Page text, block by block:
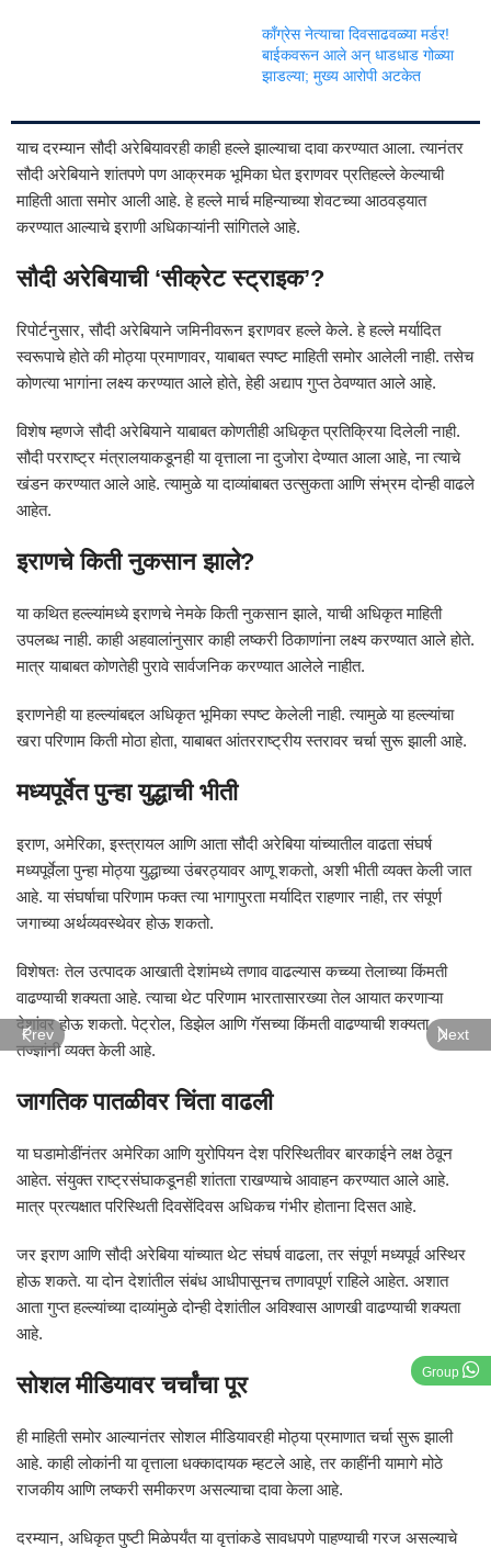
Group
काँग्रेस नेत्याचा दिवसाढवळ्या मर्डर!
बाईकवरून आले अन् धाडधाड गोळ्या
झाडल्या; मुख्य आरोपी अटकेत
याच दरम्यान सौदी अरेबियावरही काही हल्ले झाल्याचा दावा करण्यात आला. त्यानंतर
सौदी अरेबियाने शांतपणे पण आक्रमक भूमिका घेत इराणवर प्रतिहल्ले केल्याची
माहिती आता समोर आली आहे. हे हल्ले मार्च महिन्याच्या शेवटच्या आठवड्यात
करण्यात आल्याचे इराणी अधिकाऱ्यांनी सांगितले आहे.
सौदी अरेबियाची ‘सीक्रेट स्ट्राइक’?
रिपोर्टनुसार, सौदी अरेबियाने जमिनीवरून इराणवर हल्ले केले. हे हल्ले मर्यादित
स्वरूपाचे होते की मोठ्या प्रमाणावर, याबाबत स्पष्ट माहिती समोर आलेली नाही. तसेच
कोणत्या भागांना लक्ष्य करण्यात आले होते, हेही अद्याप गुप्त ठेवण्यात आले आहे.
विशेष म्हणजे सौदी अरेबियाने याबाबत कोणतीही अधिकृत प्रतिक्रिया दिलेली नाही.
सौदी परराष्ट्र मंत्रालयाकडूनही या वृत्ताला ना दुजोरा देण्यात आला आहे, ना त्याचे
खंडन करण्यात आले आहे. त्यामुळे या दाव्यांबाबत उत्सुकता आणि संभ्रम दोन्ही वाढले
आहेत.
इराणचे किती नुकसान झाले?
या कथित हल्ल्यांमध्ये इराणचे नेमके किती नुकसान झाले, याची अधिकृत माहिती
उपलब्ध नाही. काही अहवालांनुसार काही लष्करी ठिकाणांना लक्ष्य करण्यात आले होते.
मात्र याबाबत कोणतेही पुरावे सार्वजनिक करण्यात आलेले नाहीत.
इराणनेही या हल्ल्यांबद्दल अधिकृत भूमिका स्पष्ट केलेली नाही. त्यामुळे या हल्ल्यांचा
खरा परिणाम किती मोठा होता, याबाबत आंतरराष्ट्रीय स्तरावर चर्चा सुरू झाली आहे.
मध्यपूर्वेत पुन्हा युद्धाची भीती
इराण, अमेरिका, इस्त्रायल आणि आता सौदी अरेबिया यांच्यातील वाढता संघर्ष
मध्यपूर्वेला पुन्हा मोठ्या युद्धाच्या उंबरठ्यावर आणू शकतो, अशी भीती व्यक्त केली जात
आहे. या संघर्षाचा परिणाम फक्त त्या भागापुरता मर्यादित राहणार नाही, तर संपूर्ण
जगाच्या अर्थव्यवस्थेवर होऊ शकतो.
विशेषतः तेल उत्पादक आखाती देशांमध्ये तणाव वाढल्यास कच्च्या तेलाच्या किंमती
वाढण्याची शक्यता आहे. त्याचा थेट परिणाम भारतासारख्या तेल आयात करणाऱ्या
देशांवर होऊ शकतो. पेट्रोल, डिझेल आणि गॅसच्या किंमती वाढण्याची शक्यता
तज्ज्ञांनी व्यक्त केली आहे.
जागतिक पातळीवर चिंता वाढली
या घडामोडींनंतर अमेरिका आणि युरोपियन देश परिस्थितीवर बारकाईने लक्ष ठेवून
आहेत. संयुक्त राष्ट्रसंघाकडूनही शांतता राखण्याचे आवाहन करण्यात आले आहे.
मात्र प्रत्यक्षात परिस्थिती दिवसेंदिवस अधिकच गंभीर होताना दिसत आहे.
जर इराण आणि सौदी अरेबिया यांच्यात थेट संघर्ष वाढला, तर संपूर्ण मध्यपूर्व अस्थिर
होऊ शकते. या दोन देशांतील संबंध आधीपासूनच तणावपूर्ण राहिले आहेत. अशात
आता गुप्त हल्ल्यांच्या दाव्यांमुळे दोन्ही देशांतील अविश्वास आणखी वाढण्याची शक्यता
आहे.
सोशल मीडियावर चर्चांचा पूर
ही माहिती समोर आल्यानंतर सोशल मीडियावरही मोठ्या प्रमाणात चर्चा सुरू झाली
आहे. काही लोकांनी या वृत्ताला धक्कादायक म्हटले आहे, तर काहींनी यामागे मोठे
राजकीय आणि लष्करी समीकरण असल्याचा दावा केला आहे.
दरम्यान, अधिकृत पुष्टी मिळेपर्यंत या वृत्तांकडे सावधपणे पाहण्याची गरज असल्याचे
Prev Next